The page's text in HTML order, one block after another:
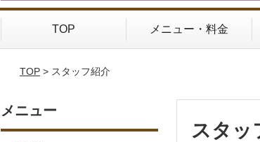
TOP メニュー・料金
TOP> スタッフ紹介
スタッ
メニュー